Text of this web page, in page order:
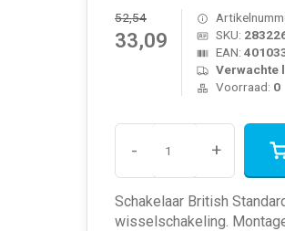
52,54
33,09
SKU:
EAN:
Verwachte
Voorraad: 0
- +
Schakelaar British
wisselschakeling.